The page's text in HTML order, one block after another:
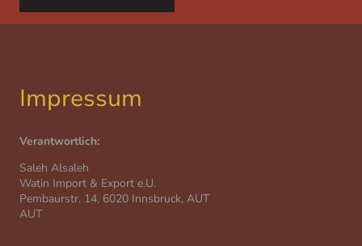
Impressum
Verantwortlich:
Saleh Alsaleh
Watin Import & Export e.U.
Pembaurstr. 14, 6020 Innsbruck, AUT
AUT